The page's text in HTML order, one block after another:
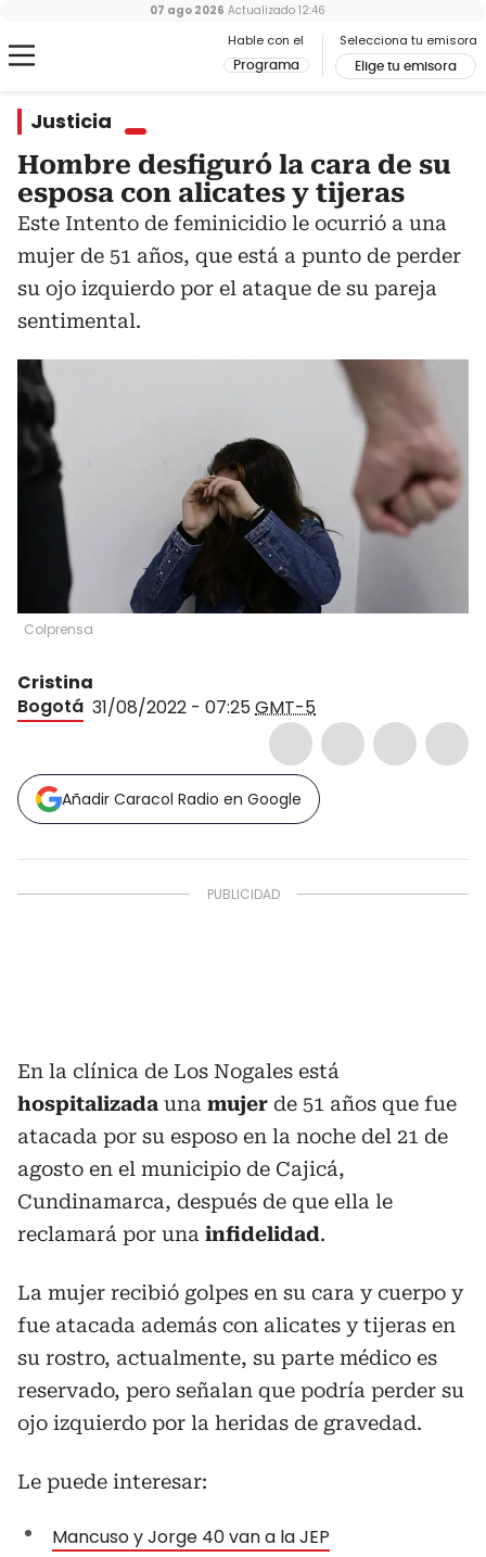
Hable con el
Programa
Selecciona tu emisora
Elige tu emisora
07 ago 2026 Actualizado 12:46
Justicia
Hombre desfiguró la cara de su
esposa con alicates y tijeras
Este Intento de feminicidio le ocurrió a una
mujer de 51 años, que está a punto de perder
su ojo izquierdo por el ataque de su pareja
sentimental.
Colprensa
Cristina
Bogotá 31/08/2022 - 07:25GMT-5
Añadir Caracol Radio en Google
En la clínica de Los Nogales está
hospitalizada una mujer de 51 años que fue
atacada por su esposo en la noche del 21 de
agosto en el municipio de Cajicá,
Cundinamarca, después de que ella le
reclamará por una infidelidad.
La mujer recibió golpes en su cara y cuerpo y
fue atacada además con alicates y tijeras en
su rostro, actualmente, su parte médico es
reservado, pero señalan que podría perder su
ojo izquierdo por la heridas de gravedad.
Le puede interesar:
Mancuso y Jorge 40 van a la JEP